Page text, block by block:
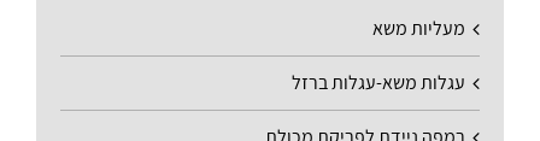
מעליות משא
עגלות משא-עגלות ברזל